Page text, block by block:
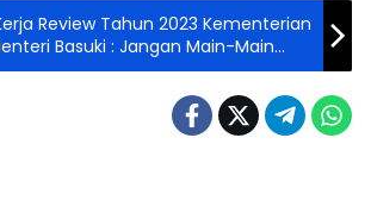
Review Tahun 2023 Kementerian
Basuki : Jangan Main-Main
Uang Negara